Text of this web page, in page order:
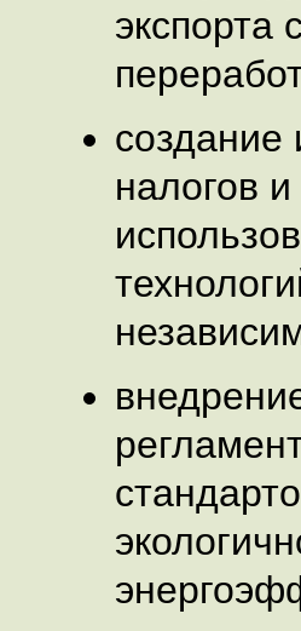
экспорта
налогов